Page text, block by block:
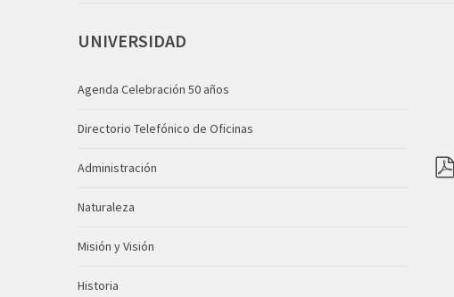
UNIVERSIDAD
Agenda Celebración 50 años
Directorio Telefónico de Oficinas
Administración
Naturaleza
Misión y Visión
Historia